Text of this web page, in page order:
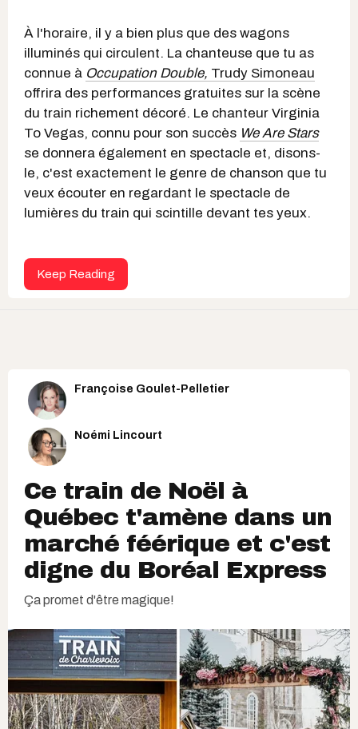
À l'horaire, il y a bien plus que des wagons
illuminés qui circulent. La chanteuse que tu as
connue à Occupation Double, Trudy Simoneau
offrira des performances gratuites sur la scène
du train richement décoré. Le chanteur Virginia
To Vegas, connu pour son succès We Are Stars
se donnera également en spectacle et, disons-
le, c'est exactement le genre de chanson que tu
veux écouter en regardant le spectacle de
lumières du train qui scintille devant tes yeux.
Keep Reading
Françoise Goulet-Pelletier
Noémi Lincourt
Ce train de Noël à
Québec t'amène dans un
marché féérique et c'est
digne du Boréal Express
Ça promet d'être magique!